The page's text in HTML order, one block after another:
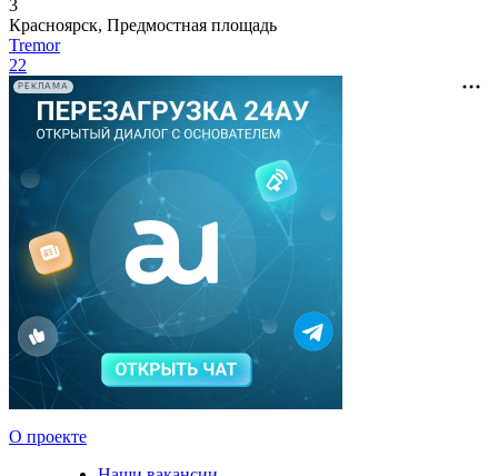
3
Красноярск, Предмостная площадь
Tremor
22
РЕКЛАМА
О проекте